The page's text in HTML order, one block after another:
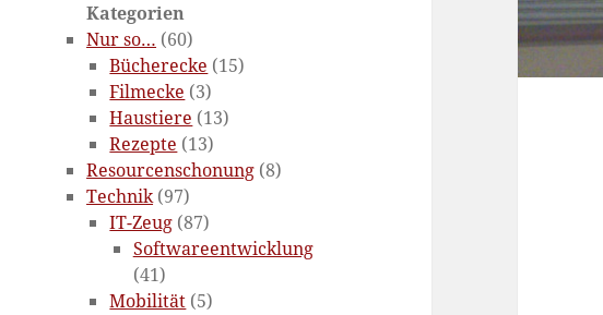
Kategorien
Nur so… (60)
Bücherecke (15)
Filmecke (3)
Haustiere (13)
Rezepte (13)
Resourcenschonung (8)
Technik(97)
IT-Zeug (87)
Softwareentwicklung
(41)
Mobilität (5)